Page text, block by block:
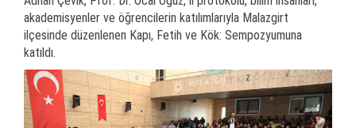
akademisyenler ve öğrencilerin katılımlarıyla Malazgirt
ilçesinde düzenlenen Kapı, Fetih ve Kök: Sempozyumuna
katıldı.